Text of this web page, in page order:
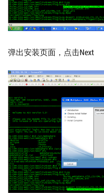
弹出安装页面，点击Next